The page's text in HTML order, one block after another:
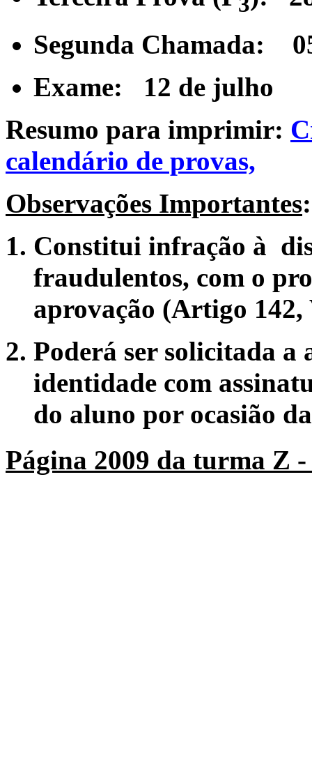
Segunda Chamada:
Exame: 12 de julho
Resumo para imprimir:
calendário de provas,
Observações Importantes:
Constitui infração à
fraudulentos, com o
aprovação (Artigo
Poderá ser solicitada a
identidade com
do aluno por ocasião
Página 2009 da turma Z